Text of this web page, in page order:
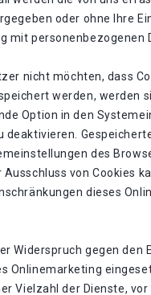
oder ohne Ihre
mit personenbezogenen
nicht möchten, dass
werden, werden
Option in den
deaktivieren.
des
Ausschluss von Cookies
dieses
Widerspruch gegen den
Onlinemarketing
Vielzahl der Dienste,